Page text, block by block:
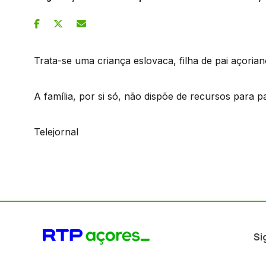
Trata-se uma criança eslovaca, filha de pai
A família, por si só, não dispõe de recursos para
Telejornal